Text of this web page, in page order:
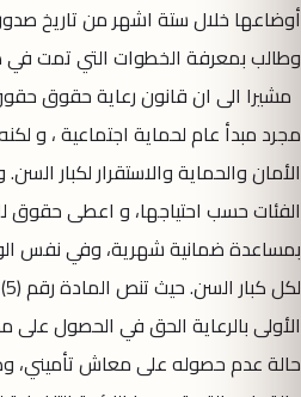
أوضاعها خلال ستة اشهر من تاريخ صدور
وطالب بمعرفة الخطوات التي تمت في
مشيرا الى ان قانون رعاية حقوق
مجرد مبدأ عام لحماية اجتماعية ، و
الأمان والحماية والاستقرار لكبار
الفئات حسب احتياجها، و اعطى حقوق
بمساعدة ضمانية شهرية، وفي نفس
الأولى بالرعاية الحق في الحصول
حالة عدم حصوله على معاش تأميني،